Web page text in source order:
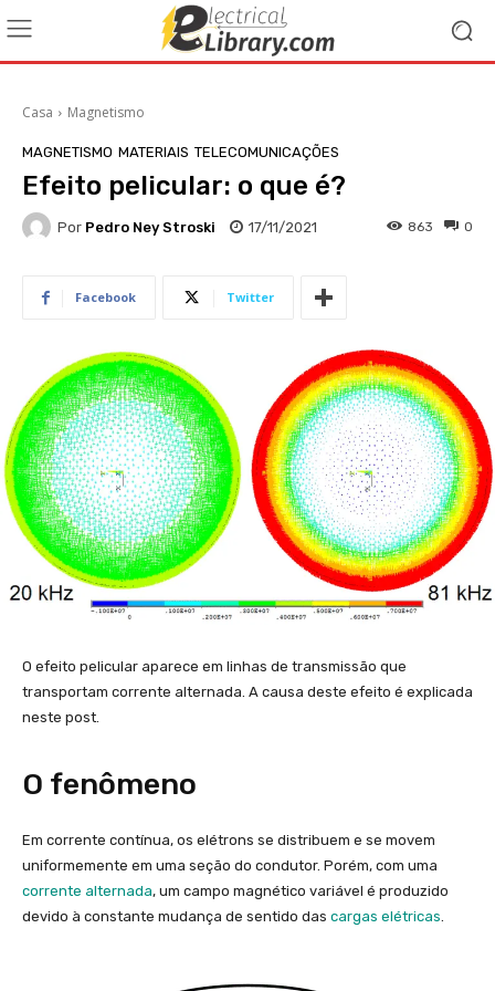
Casa Magnetismo
MAGNETISMO MATERIAIS TELECOMUNICAÇÕES
Efeito pelicular: o que é?
Por Pedro Ney Stroski 17/11/2021 0
863
Facebook Twitter
O efeito pelicular aparece em linhas de transmissão que
transportam corrente alternada. A causa deste efeito é explicada
neste post.
O fenômeno
Em corrente contínua, os elétrons se distribuem e se movem
uniformemente em uma seção do condutor. Porém, com uma
corrente alternada, um campo magnético variável é produzido
devido à constante mudança de sentido das cargas elétricas.